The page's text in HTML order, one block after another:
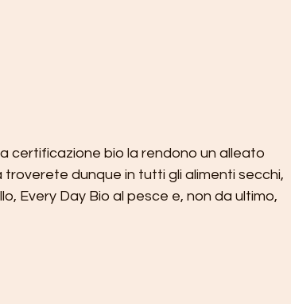
certificazione bio la rendono un alleato
troverete dunque in tutti gli alimenti secchi,
Every Day Bio al pesce e, non da ultimo,